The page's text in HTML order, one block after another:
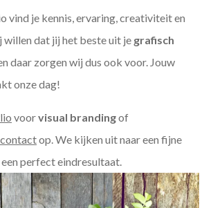
vind je kennis, ervaring, creativiteit en
willen dat jij het beste uit je grafisch
daar zorgen wij dus ook voor. Jouw
onze dag!
voorvisual brandingof
op. We kijken uit naar een fijne
perfect eindresultaat.